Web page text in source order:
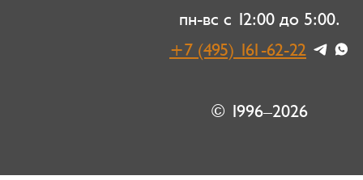
пн-вс с 12:00 до 5:00.
+7 (495) 161-62-22
© 1996–2026